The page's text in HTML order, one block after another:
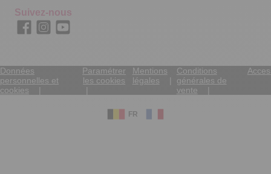
Suivez-nous
Données
personnelles et
cookies
Paramétrer
les cookies
Mentions
légales
Conditions
générales de
vente
FR